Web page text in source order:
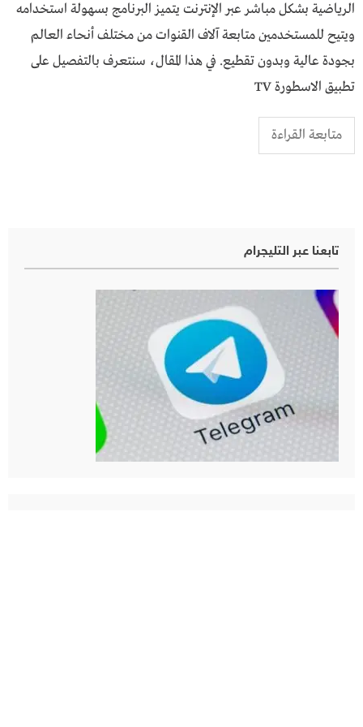
الرياضية بشكل مباشر عبر الإنترنت يتميز البرنامج بسهولة استخدامه
ويتيح للمستخدمين متابعة آلاف القنوات من مختلف أنحاء العالم
بجودة عالية وبدون تقطيع. في هذا المقال، سنتعرف بالتفصيل على
تطبيق الاسطورة TV
متابعة القراءة
تابعنا عبر التليجرام